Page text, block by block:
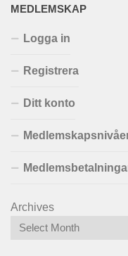
MEDLEMSKAP
Logga in
Registrera
Ditt konto
Archives